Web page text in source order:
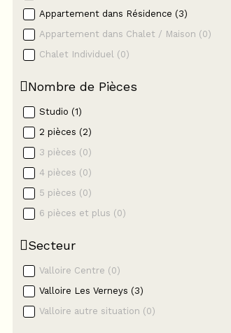
Appartement dans Résidence (3)
Appartement dans Chalet / Maison (0)
Chalet Individuel (0)
Nombre de Pièces
Studio (1)
2 pièces (2)
3 pièces (0)
4 pièces (0)
5 pièces (0)
6 pièces et plus (0)
Secteur
Valloire Centre (0)
Valloire Les Verneys (3)
Valloire autre situation (0)